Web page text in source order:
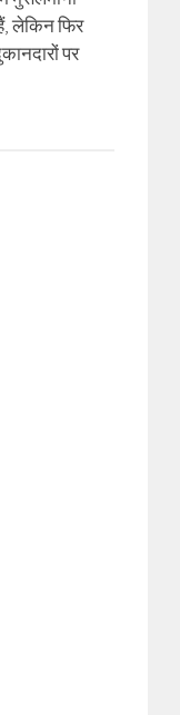
लेकिन फिर
पर